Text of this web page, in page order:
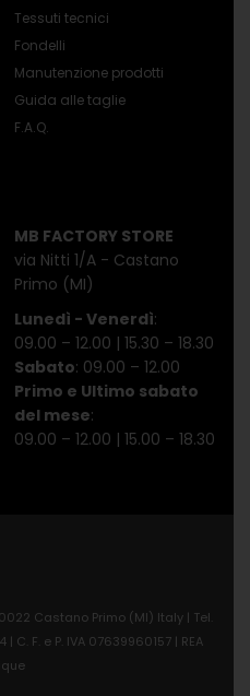
Tessuti tecnici
Fondelli
Manutenzione prodotti
Guida alle taglie
F.A.Q.
MB FACTORY STORE
via Nitti 1/A - Castano
Primo (MI)
Lunedì - Venerdì:
09.00 – 12.00 | 15.30 – 18.30
Sabato: 09.00 – 12.00
Primo e Ultimo sabato
del mese:
09.00 – 12.00 | 15.00 – 18.30
Castano Primo (MI) Italy | Tel.
| C. F. e P. IVA 07639960157 | REA